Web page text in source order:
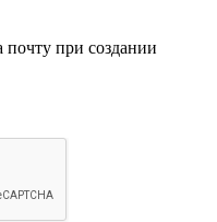
при создании